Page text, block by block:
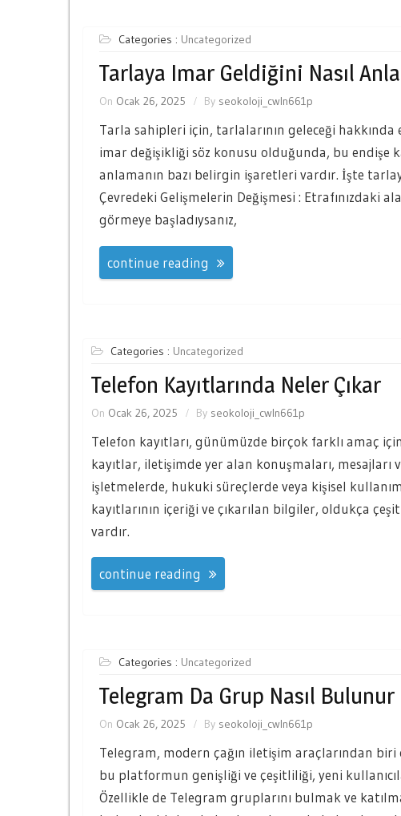
Categories : Uncategorized
Tarlaya Imar Geldiğini Nasıl
On Ocak 26, 2025 By seokoloji_cwln661p
Tarla sahipleri için, tarlalarının geleceği
imar değişikliği söz konusu olduğunda, bu
anlamanın bazı belirgin işaretleri vardır. İşte
Çevredeki Gelişmelerin Değişmesi : Etrafınızdaki
görmeye başladıysanız,
continue reading
Categories : Uncategorized
Telefon Kayıtlarında Neler Çıkar
On Ocak 26, 2025 By seokoloji_cwln661p
Telefon kayıtları, günümüzde birçok farklı amaç
kayıtlar, iletişimde yer alan konuşmaları,
işletmelerde, hukuki süreçlerde veya kişisel
kayıtlarının içeriği ve çıkarılan bilgiler, oldukça
vardır.
continue reading
Categories : Uncategorized
Telegram Da Grup Nasıl Bulunur
On Ocak 26, 2025 By seokoloji_cwln661p
Telegram, modern çağın iletişim araçlarından
bu platformun genişliği ve çeşitliliği, yeni
Özellikle de Telegram gruplarını bulmak ve